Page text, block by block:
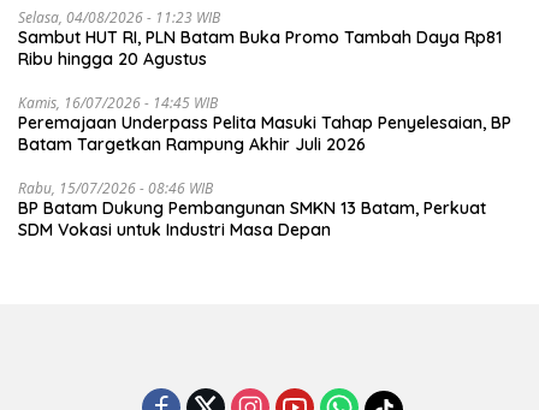
Selasa, 04/08/2026 - 11:23 WIB
Sambut HUT RI, PLN Batam Buka Promo Tambah Daya Rp81
Ribu hingga 20 Agustus
Kamis, 16/07/2026 - 14:45 WIB
Peremajaan Underpass Pelita Masuki Tahap Penyelesaian, BP
Batam Targetkan Rampung Akhir Juli 2026
Rabu, 15/07/2026 - 08:46 WIB
BP Batam Dukung Pembangunan SMKN 13 Batam, Perkuat
SDM Vokasi untuk Industri Masa Depan